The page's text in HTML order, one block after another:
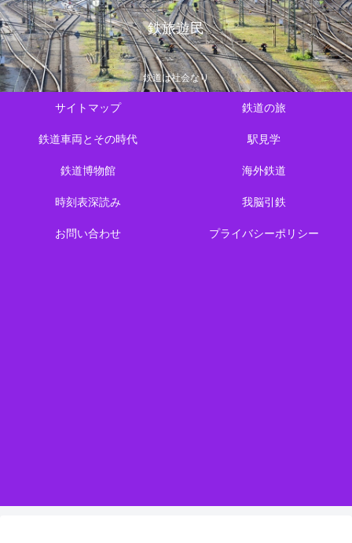
鉄旅遊民
鉄道は社会なり
サイトマップ 鉄道の旅
鉄道車両とその時代 駅見学
鉄道博物館 海外鉄道
時刻表深読み 我脳引鉄
お問い合わせ プライバシーポリシー